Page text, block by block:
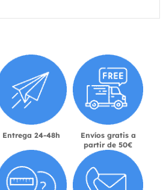
Entrega 24-48h
Envíos gratis a
partir de 50€